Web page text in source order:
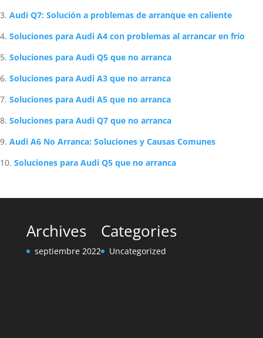
Audi Q7: Solución a problemas de arranque en caliente
Soluciones para Audi A4 con problemas al arrancar en frío
Soluciones para Audi Q5 que no arranca
Soluciones para Audi A3 que no arranca
Soluciones para Audi A5 que no arranca
Soluciones para Audi Q7 que no arranca
Audi A6 No Arranca: Soluciones y Causas Comunes
Soluciones para Audi Q5 que no arranca
Archives
septiembre 2022
Categories
Uncategorized